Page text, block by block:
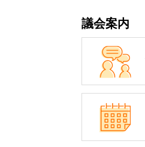
議会案内